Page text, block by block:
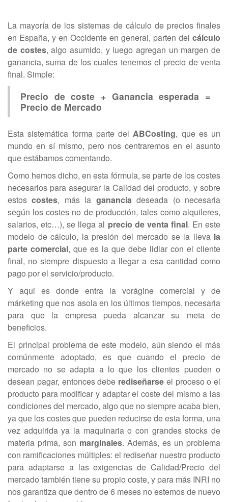
La mayoría de los sistemas de cálculo de precios finales
en España, y en Occidente en general, parten del cálculo
de costes, algo asumido, y luego agregan un margen de
ganancia, suma de los cuales tenemos el precio de venta
final. Simple:
Precio de coste + Ganancia esperada =
Precio de Mercado
Esta sistemática forma parte delABCosting, que es un
mundo en sí mismo, pero nos centraremos en el asunto
que estábamos comentando.
Como hemos dicho, en esta fórmula, se parte de los costes
necesarios para asegurar la Calidad del producto, y sobre
estoscostes, más la gananciadeseada (o necesaria
según los costes no de producción, tales como alquileres,
salarios, etc…), se llega al precio de venta final. En este
modelo de cálculo, la presión del mercado se la lleva la
parte comercial, que es la que debe lidiar con el cliente
final, no siempre dispuesto a llegar a esa cantidad como
pago por el servicio/producto.
Y aqui es donde entra la vorágine comercial y de
márketing que nos asola en los últimos tiempos, necesaria
para que la empresa pueda alcanzar su meta de
beneficios.
El principal problema de este modelo, aún siendo el más
comúnmente adoptado, es que cuando el precio de
mercado no se adapta a lo que los clientes pueden o
desean pagar, entonces debe rediseñarse el proceso o el
producto para modificar y adaptar el coste del mismo a las
condiciones del mercado, algo que no siempre acaba bien,
ya que los costes que pueden reducirse de esta forma, una
vez adquirida ya la maquinaria o con grandes stocks de
materia prima, son marginales. Además, es un problema
con ramificaciones múltiples: el rediseñar nuestro producto
para adaptarse a las exigencias de Calidad/Precio del
mercado también tiene su propio coste, y para más INRI no
nos garantiza que dentro de 6 meses no estemos de nuevo